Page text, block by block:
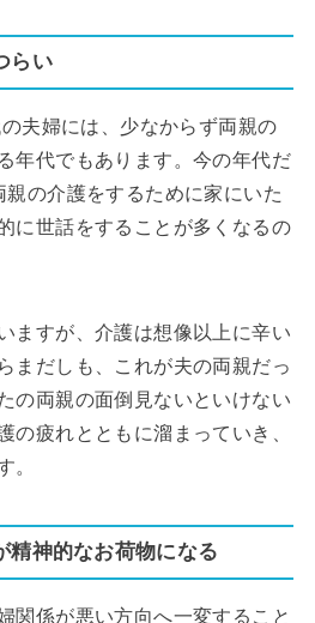
らい
夫婦には、少なからず両親の
年代でもあります。今の年代だ
の介護をするために家にいた
に世話をすることが多くなるの
ますが、介護は想像以上に辛い
まだしも、これが夫の両親だっ
の両親の面倒見ないといけない
の疲れとともに溜まっていき、
。
精神的なお荷物になる
関係が悪い方向へ一変すること